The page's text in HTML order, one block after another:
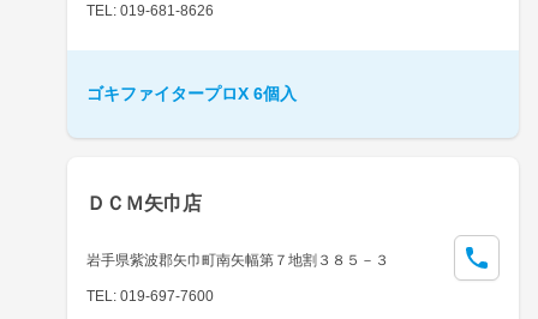
TEL: 019-681-8626
ゴキファイタープロX 6個入
ＤＣＭ矢巾店
岩手県紫波郡矢巾町南矢幅第７地割３８５－３
TEL: 019-697-7600